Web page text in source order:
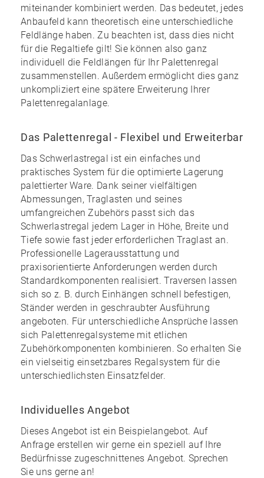
miteinander kombiniert werden. Das bedeutet, jedes
Anbaufeld kann theoretisch eine unterschiedliche
Feldlänge haben. Zu beachten ist, dass dies nicht
für die Regaltiefe gilt! Sie können also ganz
individuell die Feldlängen für Ihr Palettenregal
zusammenstellen. Außerdem ermöglicht dies ganz
unkompliziert eine spätere Erweiterung Ihrer
Palettenregalanlage.
Das Palettenregal - Flexibel und Erweiterbar
Das Schwerlastregal ist ein einfaches und
praktisches System für die optimierte Lagerung
palettierter Ware. Dank seiner vielfältigen
Abmessungen, Traglasten und seines
umfangreichen Zubehörs passt sich das
Schwerlastregal jedem Lager in Höhe, Breite und
Tiefe sowie fast jeder erforderlichen Traglast an.
Professionelle Lagerausstattung und
praxisorientierte Anforderungen werden durch
Standardkomponenten realisiert. Traversen lassen
sich so z. B. durch Einhängen schnell befestigen,
Ständer werden in geschraubter Ausführung
angeboten. Für unterschiedliche Ansprüche lassen
sich Palettenregalsysteme mit etlichen
Zubehörkomponenten kombinieren. So erhalten Sie
einvielseitig einsetzbares Regalsystem für die
unterschiedlichsten Einsatzfelder.
Individuelles Angebot
Dieses Angebot ist ein Beispielangebot. Auf
Anfrage erstellen wir gerne ein speziell auf Ihre
Bedürfnisse zugeschnittenes Angebot. Sprechen
Sie uns gerne an!